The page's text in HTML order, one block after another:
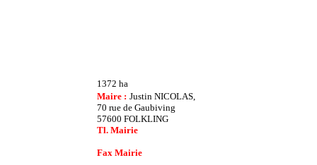
1372 ha
Maire : Justin NICOLAS,
70 rue de Gaubiving
57600 FOLKLING
Tl. Mairie
Fax Mairie